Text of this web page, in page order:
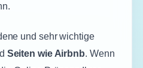
und sehr wichtige
Seiten wie Airbnb. Wenn